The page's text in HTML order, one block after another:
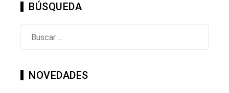
BÚSQUEDA
NOVEDADES